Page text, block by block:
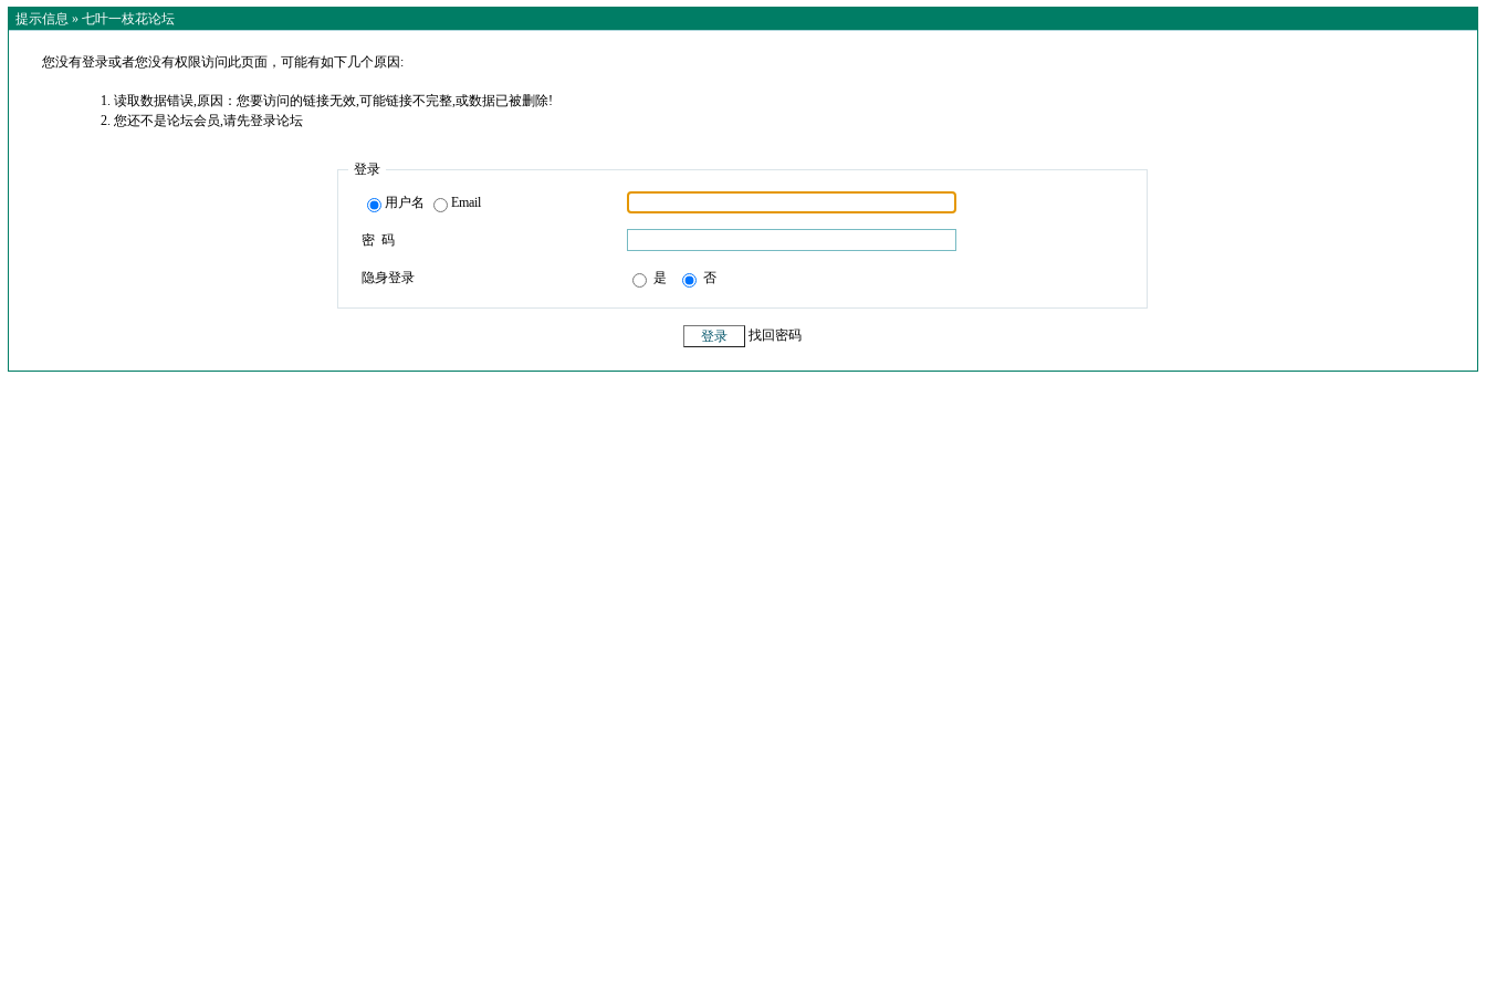
提示信息 » 七叶一枝花论坛
您没有登录或者您没有权限访问此页面，可能有如下几个原因:
读取数据错误,原因：您要访问的链接无效,可能链接不完整,或数据已被删除!
您还不是论坛会员,请先登录论坛
登录
用户名 Email
密 码
隐身登录 是 否
找回密码